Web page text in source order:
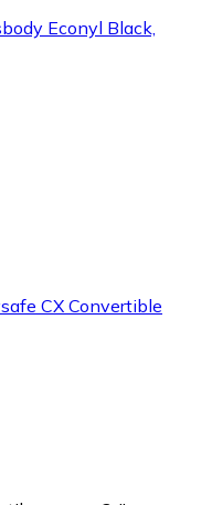
Econyl Black,
CX Convertible